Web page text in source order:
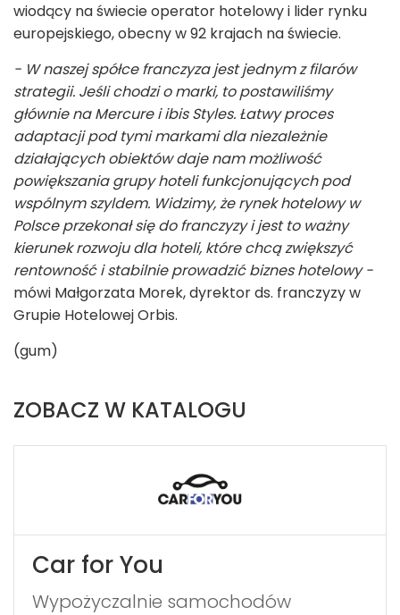
wiodący na świecie operator hotelowy i lider rynku
europejskiego, obecny w 92 krajach na świecie.
- W naszej spółce franczyza jest jednym z filarów
strategii. Jeśli chodzi o marki, to postawiliśmy
głównie na Mercure i ibis Styles. Łatwy proces
adaptacji pod tymi markami dla niezależnie
działających obiektów daje nam możliwość
powiększania grupy hoteli funkcjonujących pod
wspólnym szyldem. Widzimy, że rynek hotelowy w
Polsce przekonał się do franczyzy i jest to ważny
kierunek rozwoju dla hoteli, które chcą zwiększyć
rentowność i stabilnie prowadzić biznes hotelowy -
mówi Małgorzata Morek, dyrektor ds. franczyzy w
Grupie Hotelowej Orbis.
(gum)
ZOBACZ W KATALOGU
Car for You
Wypożyczalnie samochodów